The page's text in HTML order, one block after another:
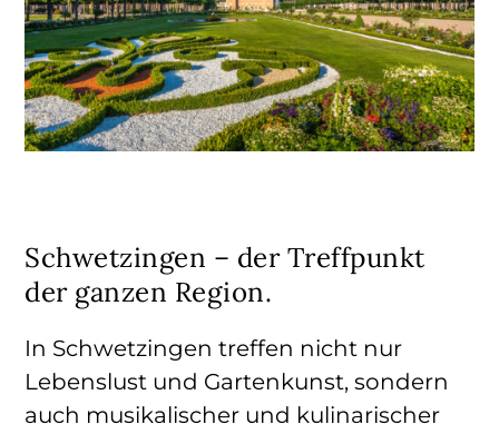
Schwetzingen – der Treffpunkt
der ganzen Region.
In Schwetzingen treffen nicht nur
Lebenslust und Gartenkunst, sondern
auch musikalischer und kulinarischer